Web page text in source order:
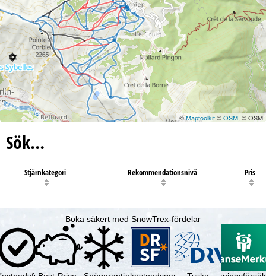
20
©Maptoolkit©OSM, © OSM
Sök…
Stjärnkategori Rekommendationsnivå Pris
Boka säkert med SnowTrex-fördelar